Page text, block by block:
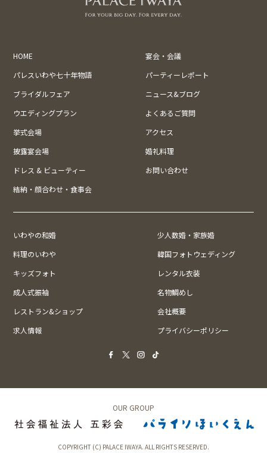
HOME
宴会・会議
パレスいわや七十年物語
パーティーレポート
ブライダルフェア
ニュース&ブログ
ウエディングプラン
よくあるご質問
挙式会場
アクセス
披露宴会場
婚礼料理
ドレス & ビューティー
お問い合わせ
結納・顔合わせ・食事会
いわやの和婚
少人数婚・家族婚
料理のいわや
韓国フォトウェディング
キッズフォト
レンタル衣装
成人式振袖
名物鯛めし
レストラン&ショップ
会社概要
求人情報
プライバシーポリシー
OUR GROUP
COPYRIGHT (C) PALACE IWAYA. ALL RIGHTS RESERVED.